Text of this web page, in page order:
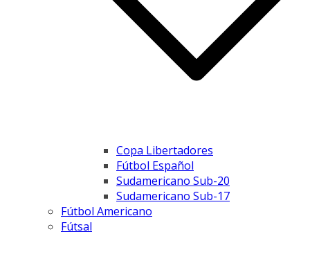
Copa Libertadores
Fútbol Español
Sudamericano Sub-20
Sudamericano Sub-17
Fútbol Americano
Fútsal